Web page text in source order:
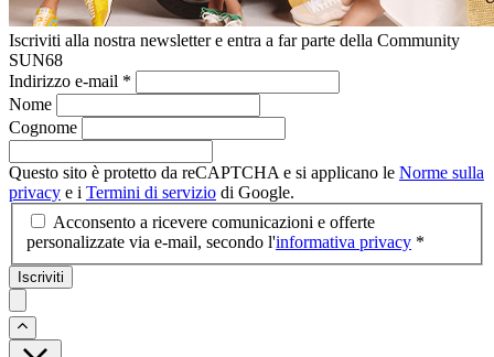
Iscriviti alla nostra newsletter e entra a far parte della Community
SUN68
Indirizzo e-mail *
Nome
Cognome
Questo sito è protetto da reCAPTCHA e si applicano le Norme sulla
privacy e i Termini di servizio di Google.
Acconsento a ricevere comunicazioni e offerte
personalizzate via e-mail, secondo l'informativa privacy *
Iscriviti